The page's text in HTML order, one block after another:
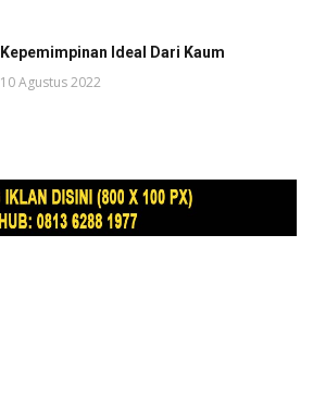
Kepemimpinan Ideal Dari Kaum
10 Agustus 2022